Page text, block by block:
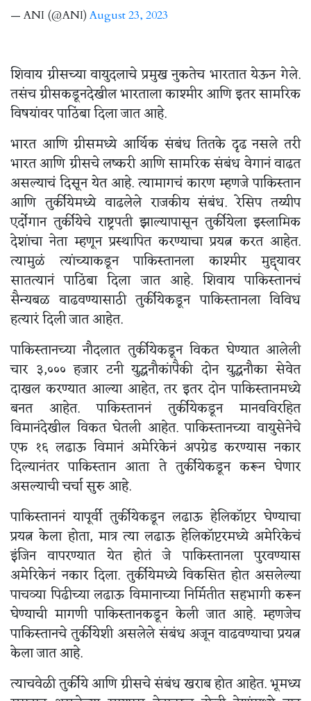
— ANI (@ANI)August 23, 2023
शिवाय ग्रीसच्या वायुदलाचे प्रमुख नुकतेच भारतात येऊन गेले.
तसंच ग्रीसकडूनदेखील भारताला काश्मीर आणि इतर सामरिक
विषयांवर पाठिंबा दिला जात आहे.
भारत आणि ग्रीसमध्ये आर्थिक संबंध तितके दृढ नसले तरी
भारत आणि ग्रीसचे लष्करी आणि सामरिक संबंध वेगानं वाढत
असल्याचं दिसून येत आहे. त्यामागचं कारण म्हणजे पाकिस्तान
आणि तुर्कीयेमध्ये वाढलेले राजकीय संबंध. रेसिप तय्यीप
एर्दोगान तुर्कीयेचे राष्ट्रपती झाल्यापासून तुर्कीयेला इस्लामिक
देशांचा नेता म्हणून प्रस्थापित करण्याचा प्रयत्न करत आहेत.
त्यामुळं त्यांच्याकडून पाकिस्तानला काश्मीर मुद्द्यावर
सातत्यानं पाठिंबा दिला जात आहे. शिवाय पाकिस्तानचं
सैन्यबळ वाढवण्यासाठी तुर्कीयेकडून पाकिस्तानला विविध
हत्यारं दिली जात आहेत.
पाकिस्तानच्या नौदलात तुर्कीयेकडून विकत घेण्यात आलेली
चार ३,००० हजार टनी युद्धनौकांपैकी दोन युद्धनौका सेवेत
दाखल करण्यात आल्या आहेत, तर इतर दोन पाकिस्तानमध्ये
बनत आहेत. पाकिस्ताननं तुर्कीयेकडून मानवविरहित
विमानंदेखील विकत घेतली आहेत. पाकिस्तानच्या वायुसेनेचे
एफ १६ लढाऊ विमानं अमेरिकेनं अपग्रेड करण्यास नकार
दिल्यानंतर पाकिस्तान आता ते तुर्कीयेकडून करून घेणार
असल्याची चर्चा सुरु आहे.
पाकिस्ताननं यापूर्वी तुर्कीयेकडून लढाऊ हेलिकॉप्टर घेण्याचा
प्रयत्न केला होता, मात्र त्या लढाऊ हेलिकॉप्टरमध्ये अमेरिकेचं
इंजिन वापरण्यात येत होतं जे पाकिस्तानला पुरवण्यास
अमेरिकेनं नकार दिला. तुर्कीयेमध्ये विकसित होत असलेल्या
पाचव्या पिढीच्या लढाऊ विमानाच्या निर्मितीत सहभागी करून
घेण्याची मागणी पाकिस्तानकडून केली जात आहे. म्हणजेच
पाकिस्तानचे तुर्कीयेशी असलेले संबंध अजून वाढवण्याचा प्रयत्न
केला जात आहे.
त्याचवेळी तुर्कीये आणि ग्रीसचे संबंध खराब होत आहेत. भूमध्य